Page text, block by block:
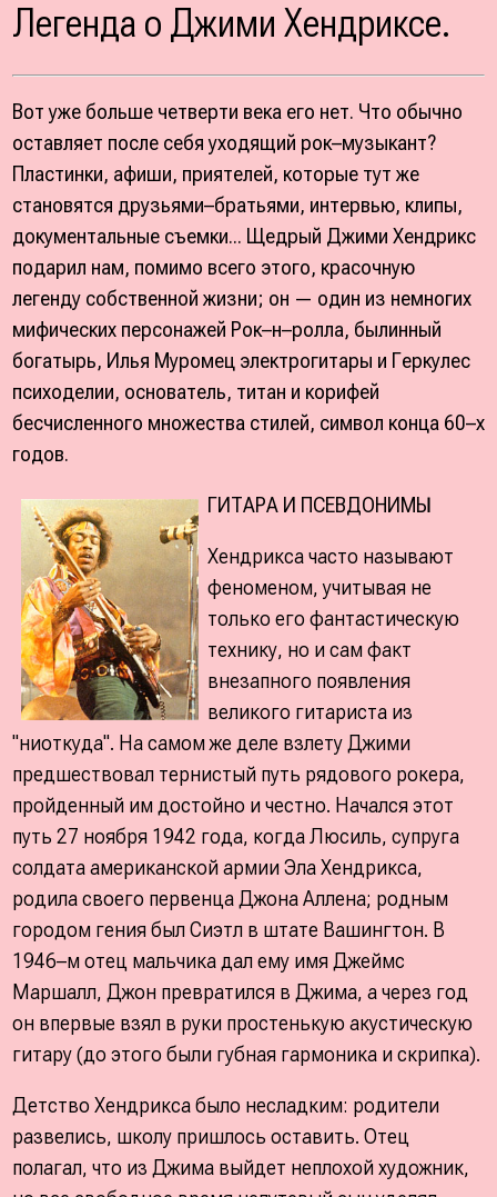
Легенда о Джими Хендриксе.
Вот уже больше четверти века его нет. Что обычно
оставляет после себя уходящий рок–музыкант?
Пластинки, афиши, приятелей, которые тут же
становятся друзьями–братьями, интервью, клипы,
документальные съемки... Щедрый Джими Хендрикс
подарил нам, помимо всего этого, красочную
легенду собственной жизни; он — один из немногих
мифических персонажей Рок–н–ролла, былинный
богатырь, Илья Муромец электрогитары и Геркулес
психоделии, основатель, титан и корифей
бесчисленного множества стилей, символ конца 60–х
годов.
ГИТАРА И ПСЕВДОНИМЫ
Хендрикса часто называют
феноменом, учитывая не
только его фантастическую
технику, но и сам факт
внезапного появления
великого гитариста из
"ниоткуда". На самом же деле взлету Джими
предшествовал тернистый путь рядового рокера,
пройденный им достойно и честно. Начался этот
путь 27 ноября 1942 года, когда Люсиль, супруга
солдата американской армии Эла Хендрикса,
родила своего первенца Джона Аллена; родным
городом гения был Сиэтл в штате Вашингтон. В
1946–м отец мальчика дал ему имя Джеймс
Маршалл, Джон превратился в Джима, а через год
он впервые взял в руки простенькую акустическую
гитару (до этого были губная гармоника и скрипка).
Детство Хендрикса было несладким: родители
развелись, школу пришлось оставить. Отец
полагал, что из Джима выйдет неплохой художник,